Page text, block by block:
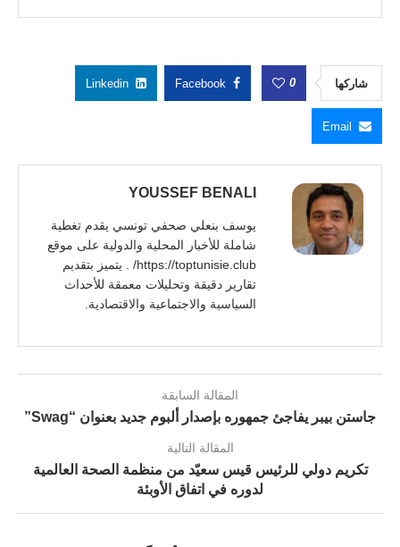
شاركها 0
Facebook
Linkedin
Email
YOUSSEF BENALI
يوسف بنعلي صحفي تونسي يقدم تغطية
شاملة للأخبار المحلية والدولية على موقع
https://toptunisie.club/ . يتميز بتقديم
تقارير دقيقة وتحليلات معمقة للأحداث
السياسية والاجتماعية والاقتصادية.
المقالة السابقة
جاستن بيبر يفاجئ جمهوره بإصدار ألبوم جديد بعنوان “Swag”
المقالة التالية
تكريم دولي للرئيس قيس سعيّد من منظمة الصحة العالمية
لدوره في اتفاق الأوبئة